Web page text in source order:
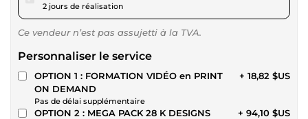
2 jours de réalisation
Ce vendeur n’est pas assujetti à la TVA.
Personnaliser le service
OPTION 1 : FORMATION VIDÉO en PRINT
ON DEMAND
Pas de délai supplémentaire
+ 18,82 $US
OPTION 2 : MEGA PACK 28 K DESIGNS
+ 94,10 $US